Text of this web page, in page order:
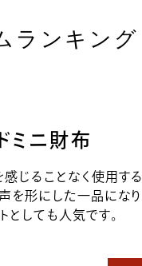
ランキング
ミニ財布
じることなく使用す
を形にした一品にな
としても人気です。